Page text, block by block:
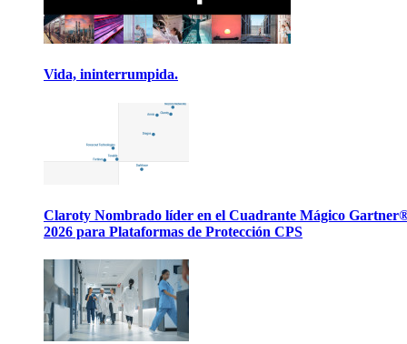
Vida, ininterrumpida.
Claroty Nombrado líder en el Cuadrante Mágico
2026 para Plataformas de Protección CPS